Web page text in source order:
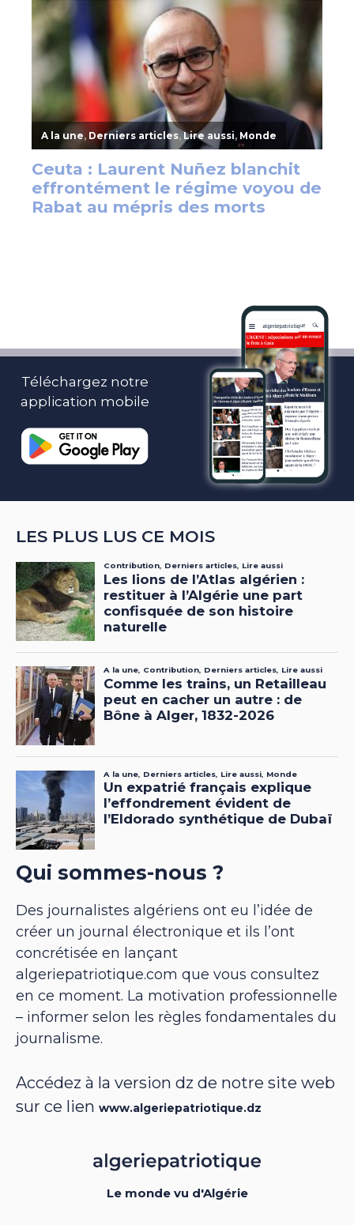
Téléchargez notre
application mobile
LES PLUS LUS CE MOIS
Qui sommes-nous ?
Des journalistes algériens ont eu l’idée de
créer un journal électronique et ils l’ont
concrétisée en lançant
algeriepatriotique.com que vous consultez
en ce moment. La motivation professionnelle
– informer selon les règles fondamentales du
journalisme.
Accédez à la version dz de notre site web
sur ce lien www.algeriepatriotique.dz
Le monde vu d'Algérie